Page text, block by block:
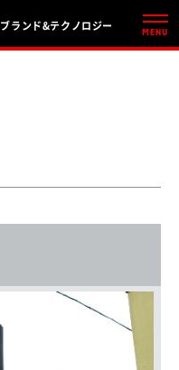
ブランド&テクノロジー